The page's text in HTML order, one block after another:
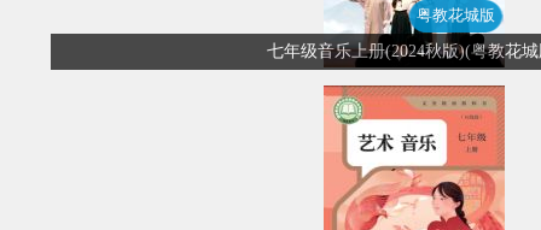
粤教花城版
七年级音乐上册(2024秋版)(粤教花